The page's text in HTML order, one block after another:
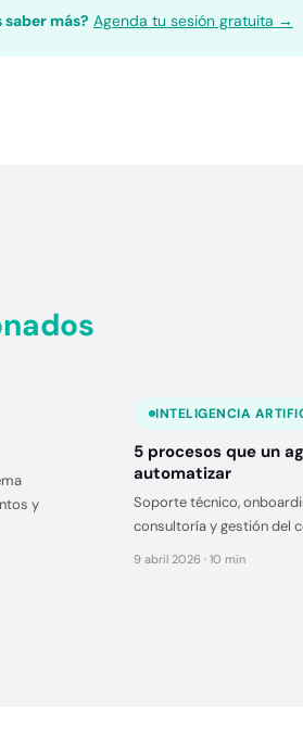
saber más? Agenda tu sesión gratuita →
y
INTELIGENCIA
5 procesos que un
automatizar
Soporte técnico,
consultoría y gestión del
9 abril 2026 · 10 min